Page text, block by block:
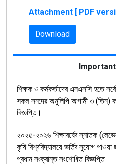
Attachment [ PDF
Download
শিক্ষক ও কর্মকর্তাদের এসএসসি হতে
সকল সনদের অনুলিপি আগামী ৩ (তিন)
বিজ্ঞপ্তি।
২০২৫-২০২৬ শিক্ষাবর্ষের স্নাতক
কৃষি বিশ্ববিদ্যালয়ে ভর্তির সুযোগ পাওয়া
প্রধান সংক্রান্ত সংশোধিত বিজ্ঞপ্তি